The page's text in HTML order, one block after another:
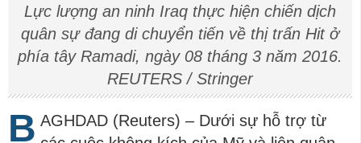
Lực lượng an ninh Iraq thực hiện chiến dịch
quân sự đang di chuyển tiến về thị trấn Hit ở
phía tây Ramadi, ngày 08 tháng 3 năm 2016.
REUTERS / Stringer
B AGHDAD (Reuters) – Dưới sự hỗ trợ từ